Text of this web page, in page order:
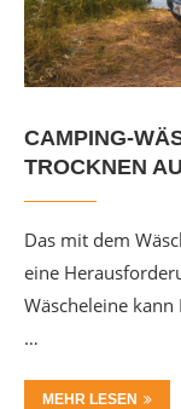
CAMPING-
TROCKNEN
Das mit dem
eine
Wäscheleine
…
MEHR LESEN